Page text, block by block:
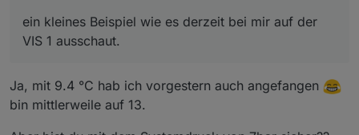
ein kleines Beispiel wie es derzeit bei mir auf der
VIS 1 ausschaut.
Ja, mit 9.4 °C hab ich vorgestern auch angefangen
bin mittlerweile auf 13.